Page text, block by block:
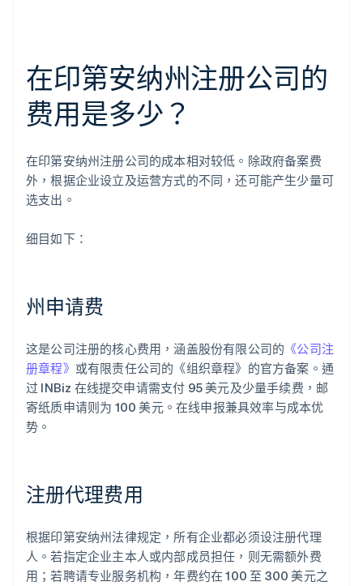
在印第安纳州注册公司的
费用是多少？
在印第安纳州注册公司的成本相对较低。除政府备案费
外，根据企业设立及运营方式的不同，还可能产生少量可
选支出。
细目如下：
州申请费
这是公司注册的核心费用，涵盖股份有限公司的 《公司注
册章程》 或有限责任公司的《组织章程》的官方备案。通
过 INBiz 在线提交申请需支付 95 美元及少量手续费，邮
寄纸质申请则为 100 美元。在线申报兼具效率与成本优
势。
注册代理费用
根据印第安纳州法律规定，所有企业都必须设注册代理
人。若指定企业主本人或内部成员担任，则无需额外费
用；若聘请专业服务机构，年费约在 100 至 300 美元之